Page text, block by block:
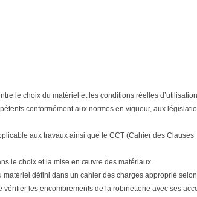
le choix du matériel et les conditions réelles
conformément aux normes en vigueur, aux
aux travaux ainsi que le CCT (Cahier des Clauses
le choix et la mise en œuvre des matériaux.
matériel défini dans un cahier des charges approprié
vérifier les encombrements de la robinetterie avec ses